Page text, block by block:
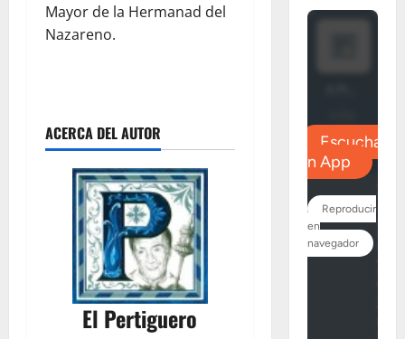
Mayor de la Hermanad del
Nazareno.
ACERCA DEL AUTOR
El Pertiguero